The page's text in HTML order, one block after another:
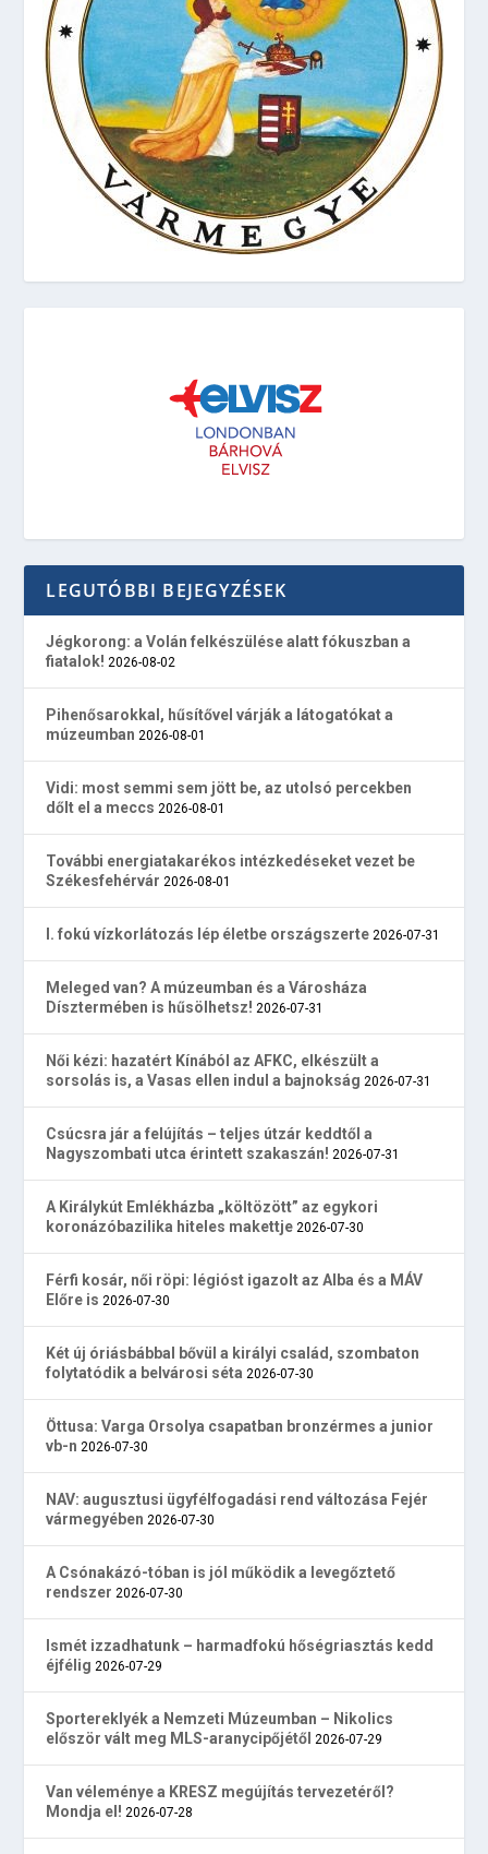
LEGUTÓBBI BEJEGYZÉSEK
Jégkorong: a Volán felkészülése alatt fókuszban a
fiatalok! 2026-08-02
Pihenősarokkal, hűsítővel várják a látogatókat a
múzeumban 2026-08-01
Vidi: most semmi sem jött be, az utolsó percekben
dőlt el a meccs 2026-08-01
További energiatakarékos intézkedéseket vezet be
Székesfehérvár 2026-08-01
I. fokú vízkorlátozás lép életbe országszerte 2026-07-31
Meleged van? A múzeumban és a Városháza
Dísztermében is hűsölhetsz! 2026-07-31
Női kézi: hazatért Kínából az AFKC, elkészült a
sorsolás is, a Vasas ellen indul a bajnokság 2026-07-31
Csúcsra jár a felújítás – teljes útzár keddtől a
Nagyszombati utca érintett szakaszán! 2026-07-31
A Királykút Emlékházba „költözött” az egykori
koronázóbazilika hiteles makettje 2026-07-30
Férfi kosár, női röpi: légióst igazolt az Alba és a MÁV
Előre is 2026-07-30
Két új óriásbábbal bővül a királyi család, szombaton
folytatódik a belvárosi séta 2026-07-30
Öttusa: Varga Orsolya csapatban bronzérmes a junior
vb-n 2026-07-30
NAV: augusztusi ügyfélfogadási rend változása Fejér
vármegyében 2026-07-30
A Csónakázó-tóban is jól működik a levegőztető
rendszer 2026-07-30
Ismét izzadhatunk – harmadfokú hőségriasztás kedd
éjfélig 2026-07-29
Sportereklyék a Nemzeti Múzeumban – Nikolics
először vált meg MLS-aranycipőjétől 2026-07-29
Van véleménye a KRESZ megújítás tervezetéről?
Mondja el! 2026-07-28